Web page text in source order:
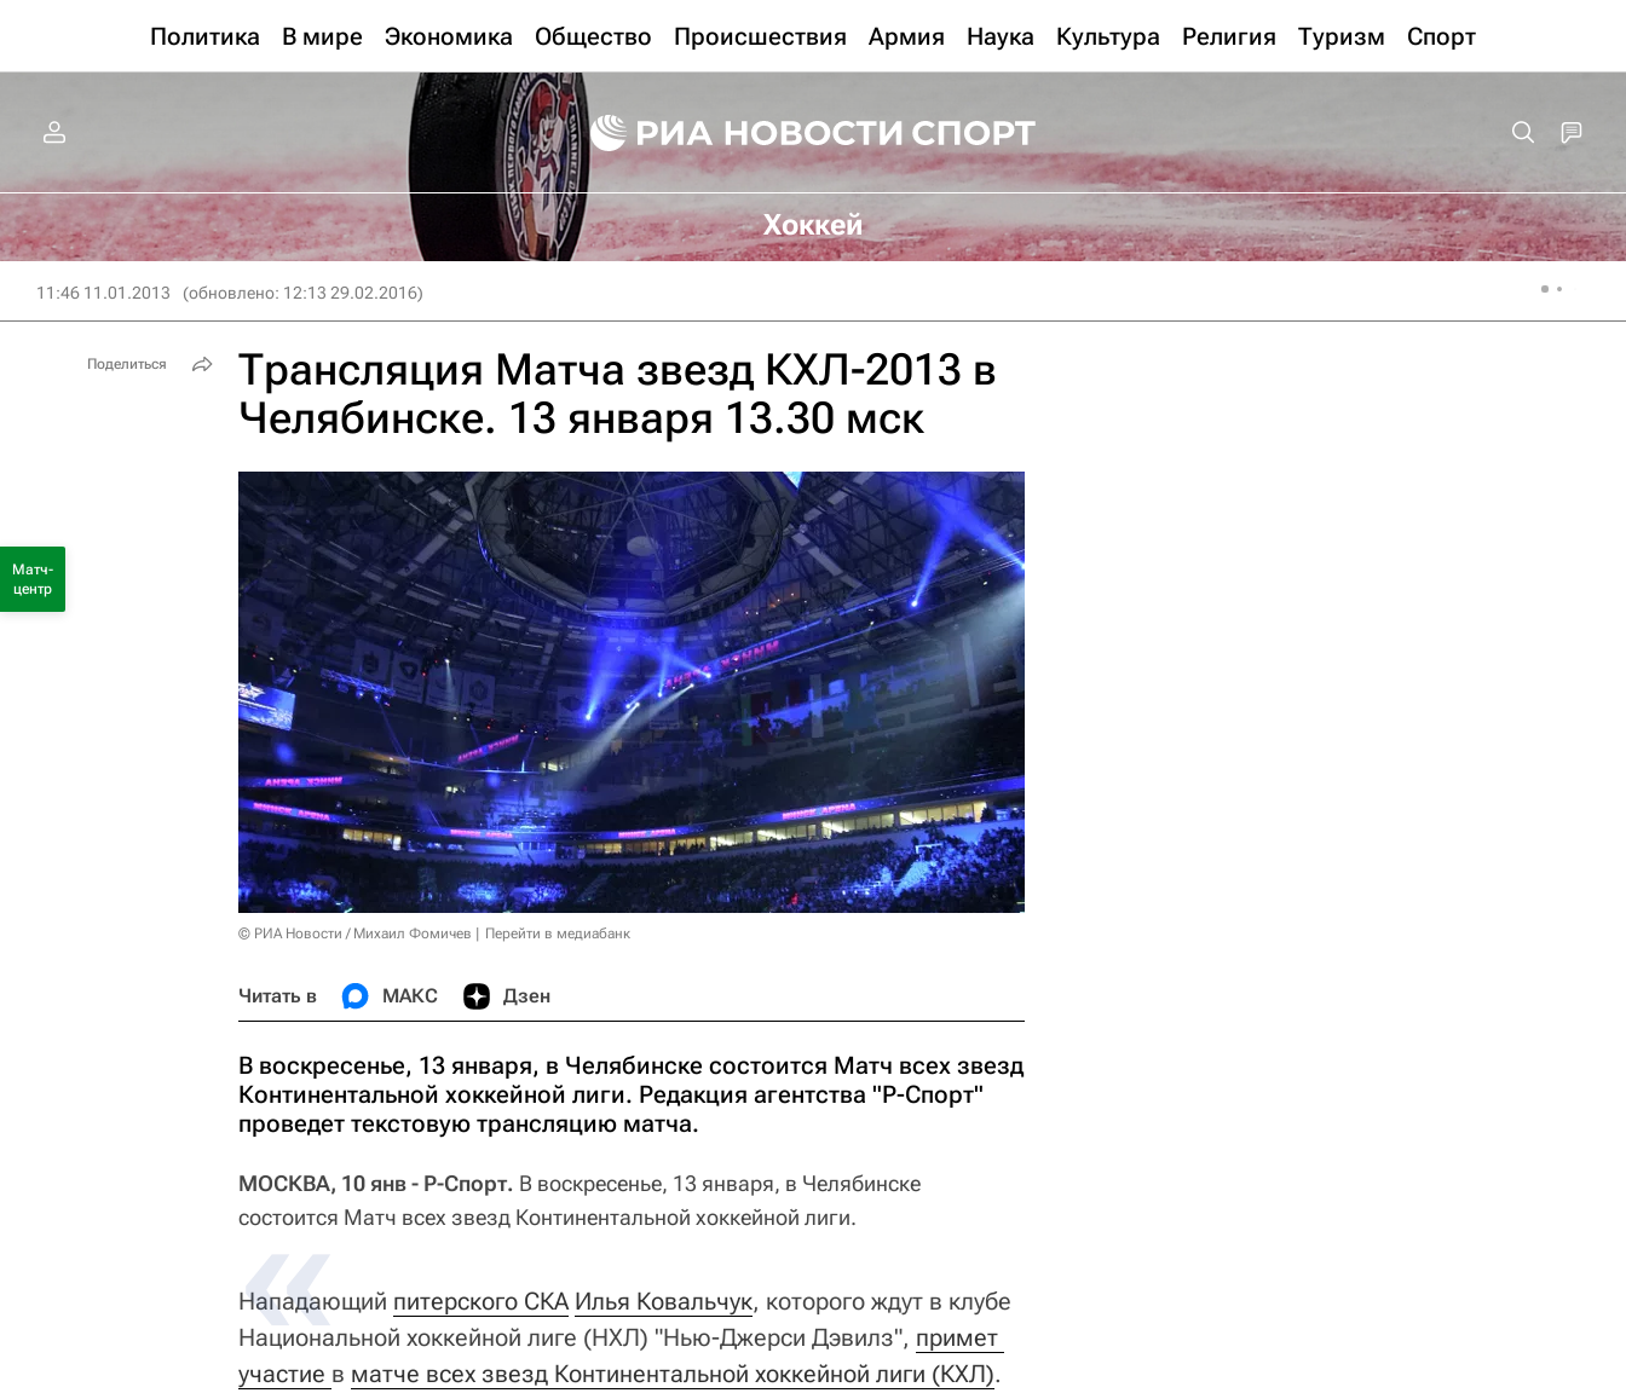
Политика В мире Экономика Общество Происшествия Армия Наука Культура Религия Туризм Спорт
Хоккей
11:46 11.01.2013 (обновлено: 12:13 29.02.2016)
Трансляция Матча звезд КХЛ-2013 в
Челябинске. 13 января 13.30 мск
© РИА Новости / Михаил Фомичев Перейти в медиабанк
Читать в МАКС Дзен
В воскресенье, 13 января, в Челябинске состоится Матч всех звезд
Континентальной хоккейной лиги. Редакция агентства "Р-Спорт"
проведет текстовую трансляцию матча.
МОСКВА, 10 янв - Р-Спорт. В воскресенье, 13 января, в Челябинске
состоится Матч всех звезд Континентальной хоккейной лиги.
Нападающий питерского СКА Илья Ковальчук, которого ждут в клубе
Национальной хоккейной лиге (НХЛ) "Нью-Джерси Дэвилз", примет
участие в матче всех звезд Континентальной хоккейной лиги (КХЛ).
Поделиться
Матч-
центр